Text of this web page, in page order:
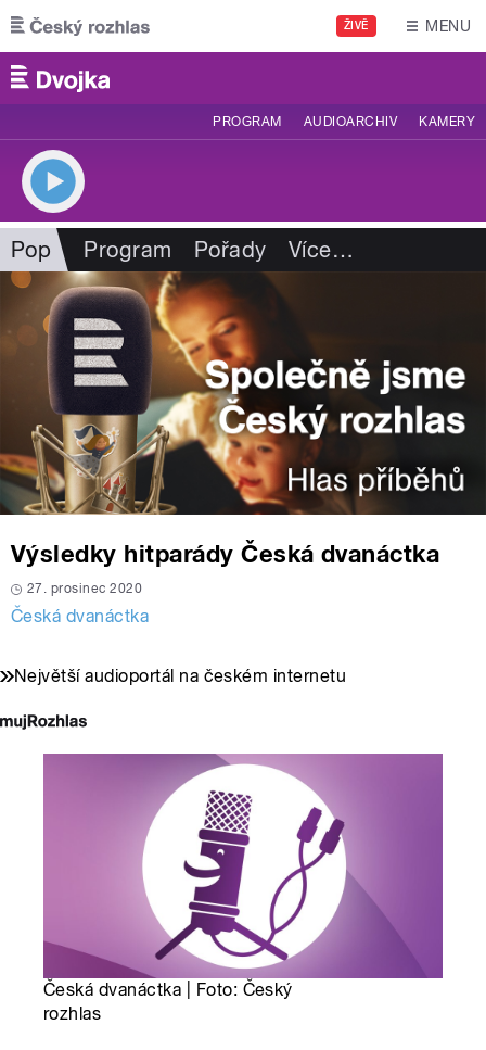
Přejít k hlavnímu obsahu
ŽIVĚ MENU
PROGRAM AUDIOARCHIV KAMERY
Pop Program Pořady Více…
Výsledky hitparády Česká dvanáctka
27. prosinec 2020
Česká dvanáctka
Největší audioportál na českém internetu
Česká dvanáctka | Foto: Český
rozhlas